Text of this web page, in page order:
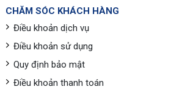
CHĂM SÓC KHÁCH HÀNG
Điều khoản dịch vụ
Điều khoản sử dụng
Quy định bảo mật
Điều khoản thanh toán